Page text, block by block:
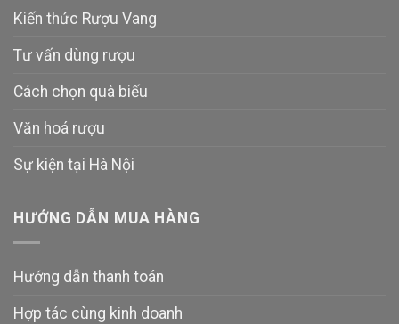
Kiến thức Rượu Vang
Tư vấn dùng rượu
Cách chọn quà biếu
Văn hoá rượu
Sự kiện tại Hà Nội
HƯỚNG DẪN MUA HÀNG
Hướng dẫn thanh toán
Hợp tác cùng kinh doanh